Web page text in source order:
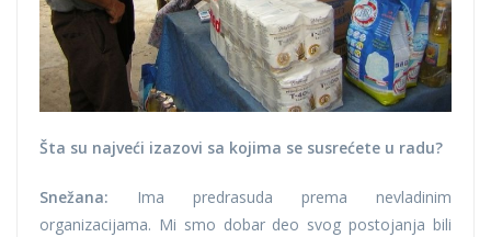
Šta su najveći izazovi sa kojima se susrećete u radu?
Snežana: Ima predrasuda prema nevladinim
organizacijama. Mi smo dobar deo svog postojanja bili